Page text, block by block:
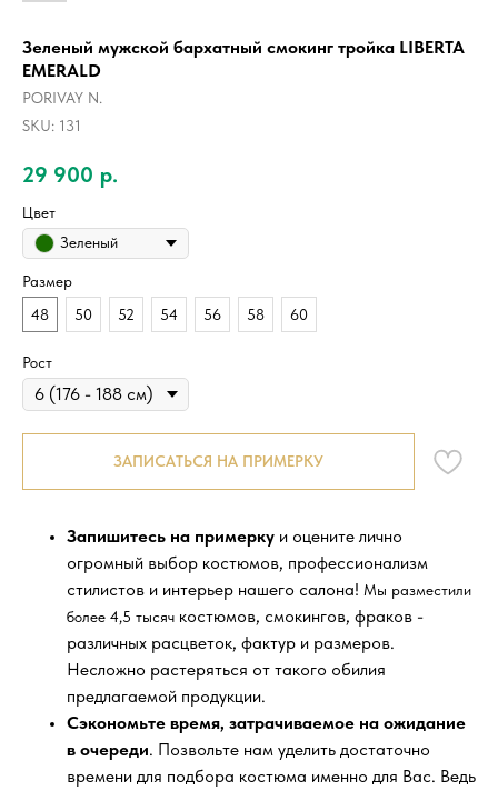
Зеленый мужской бархатный смокинг тройка LIBERTA
EMERALD
PORIVAY N.
SKU: 131
29 900 р.
Цвет
Зеленый
Размер
48
50 52 54 56 58 60
Рост
ЗАПИСАТЬСЯ НА ПРИМЕРКУ
Запишитесь на примерку и оцените лично
огромный выбор костюмов, профессионализм
стилистов и интерьер нашего салона! Мы разместили
более 4,5 тысяч костюмов, смокингов, фраков -
различных расцветок, фактур и размеров.
Несложно растеряться от такого обилия
предлагаемой продукции.
Сэкономьте время, затрачиваемое на ожидание
в очереди. Позвольте нам уделить достаточно
времени для подбора костюма именно для Вас. Ведь